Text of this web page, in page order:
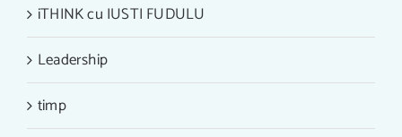
iTHINK cu IUSTI FUDULU
Leadership
timp